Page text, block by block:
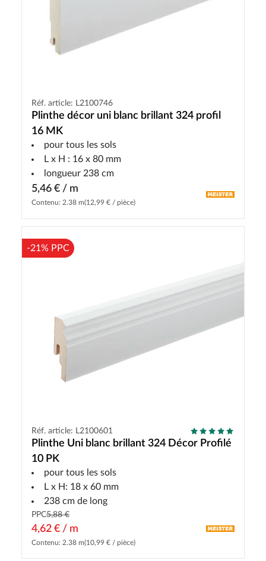
Réf. article: L2100746
Plinthe décor uni blanc brillant 324 profil
16 MK
pour tous les sols
L x H : 16 x 80 mm
longueur 238 cm
5,46 € / m
Contenu: 2.38 m(12,99 € / pièce)
-21% PPC
Réf. article: L2100601
Plinthe Uni blanc brillant 324 Décor Profilé
10 PK
pour tous les sols
L x H: 18 x 60 mm
238 cm de long
PPC5,88 €
4,62 € / m
Contenu: 2.38 m(10,99 € / pièce)